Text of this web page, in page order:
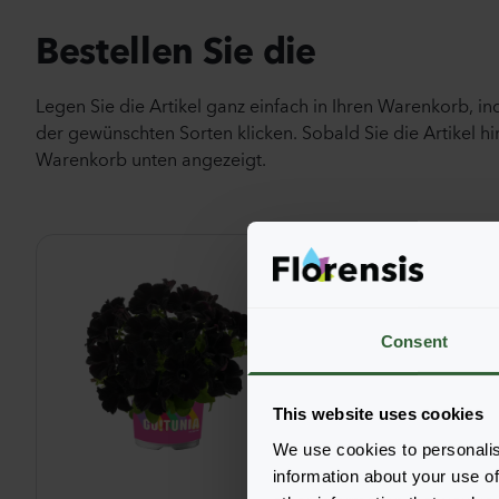
Consent
This website uses cookies
We use cookies to
information about your use
Bestellen Sie die
Legen Sie die Artikel ganz einfach in Ihren Warenkorb,
der gewünschten Sorten klicken. Sobald Sie die Artikel
Warenkorb unten angezeigt.